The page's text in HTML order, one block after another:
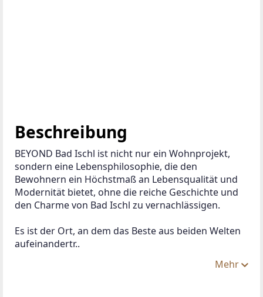
Beschreibung
BEYOND Bad Ischl ist nicht nur ein Wohnprojekt,
sondern eine Lebensphilosophie, die den
Bewohnern ein Höchstmaß an Lebensqualität und
Modernität bietet, ohne die reiche Geschichte und
den Charme von Bad Ischl zu vernachlässigen.
Es ist der Ort, an dem das Beste aus beiden Welten
aufeinandertr..
Mehr